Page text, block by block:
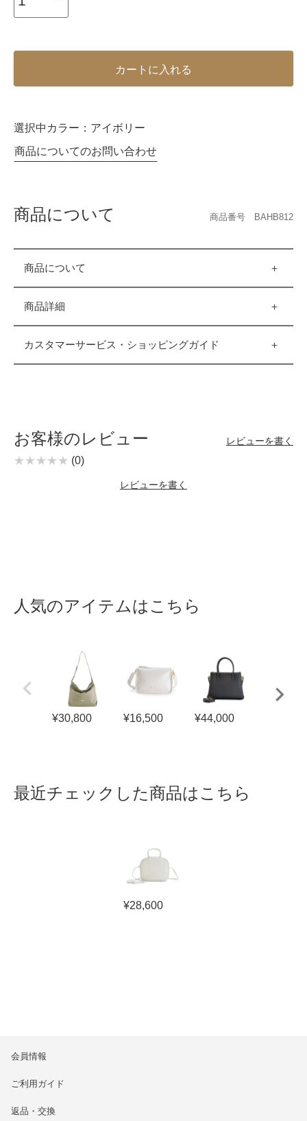
カートに入れる
選択中カラー： アイボリー
商品についてのお問い合わせ
商品について 商品番号 BAHB812
商品について
商品詳細
カスタマーサービス・ショッピングガイド
お客様のレビュー レビューを書く
(0)
レビューを書く
人気のアイテムはこちら
¥30,800 ¥16,500 ¥44,000
最近チェックした商品はこちら
¥28,600
会員情報
ご利用ガイド
返品・交換